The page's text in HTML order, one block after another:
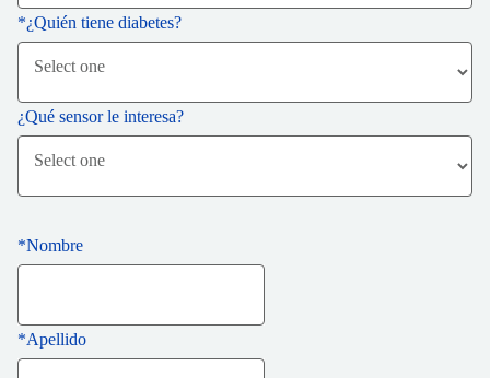
*¿Quién tiene diabetes?
¿Qué sensor le interesa?
*Nombre
*Apellido